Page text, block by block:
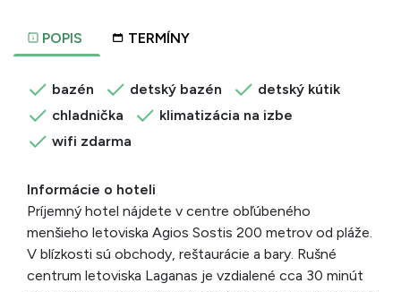
POPIS TERMÍNY
bazén detský bazén
detský kútik
chladnička
klimatizácia na izbe
wifi zdarma
Informácie o hoteli
Príjemný hotel nájdete v centre obľúbeného
menšieho letoviska Agios Sostis 200 metrov od pláže.
V blízkosti sú obchody, reštaurácie a bary. Rušné
centrum letoviska Laganas je vzdialené cca 30 minút